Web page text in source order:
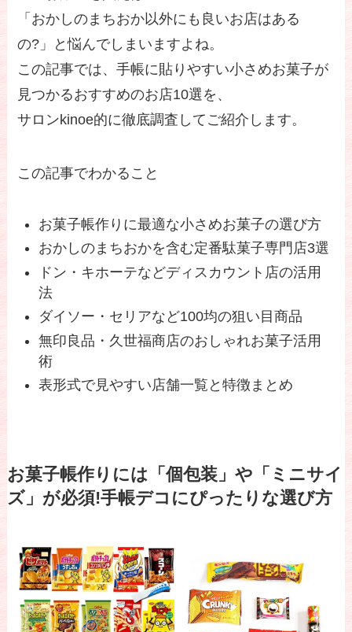
「おかしのまちおか以外にも良いお店はある
の?」と悩んでしまいますよね。
この記事では、手帳に貼りやすい小さめお菓子が
見つかるおすすめのお店10選を、
サロンkinoe的に徹底調査してご紹介します。
この記事でわかること
お菓子帳作りに最適な小さめお菓子の選び方
おかしのまちおかを含む定番駄菓子専門店3選
ドン・キホーテなどディスカウント店の活用
法
ダイソー・セリアなど100均の狙い目商品
無印良品・久世福商店のおしゃれお菓子活用
術
表形式で見やすい店舗一覧と特徴まとめ
お菓子帳作りには「個包装」や「ミニサイ
ズ」が必須!手帳デコにぴったりな選び方